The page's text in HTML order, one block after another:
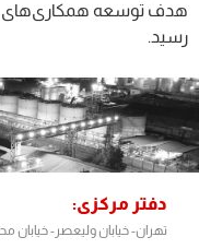
هدف توسعه همکاری‌های
رسید.
دفتر مرکزی:
تهران- خیابان ولیعصر- خیابان